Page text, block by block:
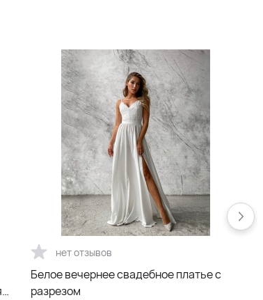
лавандовое вечернее платье
La Dolce
+14 900 р.
Длинное шелковое вечернее
платье La Dolce серебряное
с фиолетовым отливом
+13 900 р.
нет отзывов
Белое вечернее свадебное платье с
разрезом